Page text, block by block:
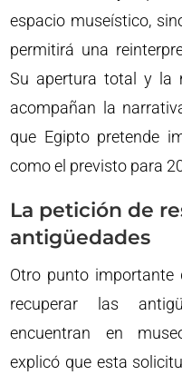
espacio museístico,
permitirá una
Su apertura total y la
acompañan la
que Egipto pretende
como el previsto para
La petición de
antigüedades
Otro punto
recuperar las
encuentran en
explicó que esta